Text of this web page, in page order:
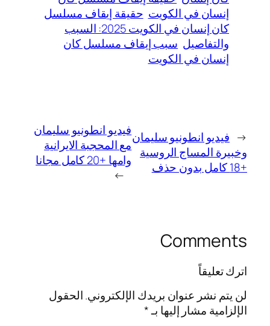
إنسان في الكويت حقيقة إيقاف مسلسل
كان إنسان في الكويت 2025: السبب
والتفاصيل سبب إيقاف مسلسل كان
إنسان في الكويت
← فيديو انطونيو سليمان
وخبيرة المساج الروسية
+18 كامل بدون حذف
فيديو انطونيو سليمان
مع المحجبة الايرانية
وامها +20 كامل مجانا
→
Comments
اترك تعليقاً
لن يتم نشر عنوان بريدك الإلكتروني.الحقول
الإلزامية مشار إليها بـ*